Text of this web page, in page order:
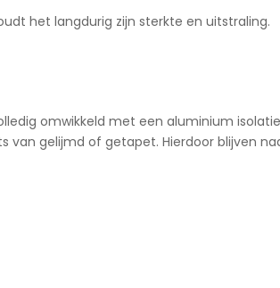
het langdurig zijn sterkte en uitstraling.
omwikkeld met een aluminium
van gelijmd of getapet. Hierdoor blijven